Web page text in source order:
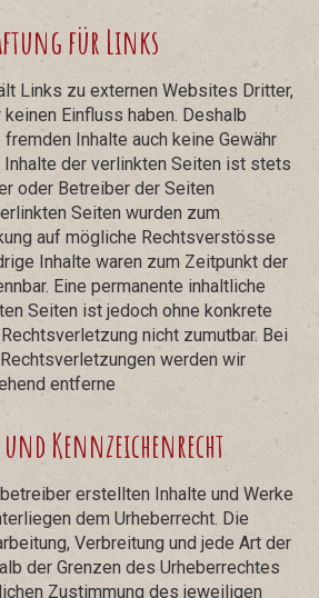
für Links
Links zu externen Websites Dritter,
Einfluss haben. Deshalb
Inhalte auch keine Gewähr
Inhalte der verlinkten Seiten ist stets
oder Betreiber der Seiten
Seiten wurden zum
auf mögliche Rechtsverstösse
Inhalte waren zum Zeitpunkt der
Eine permanente inhaltliche
Seiten ist jedoch ohne konkrete
nicht zumutbar. Bei
werden wir
entferne
Kennzeichenrecht
erstellten Inhalte und Werke
dem Urheberrecht. Die
Verbreitung und jede Art der
der Grenzen des Urheberrechtes
Zustimmung des jeweiligen